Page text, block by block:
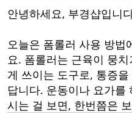
안녕하세요, 부경샵입니
오늘은 폼롤러 사용 방법
요. 폼롤러는 근육이 뭉
게 쓰이는 도구로, 통증
답니다. 운동이나 요가를
시는 걸 보면, 한번쯤은